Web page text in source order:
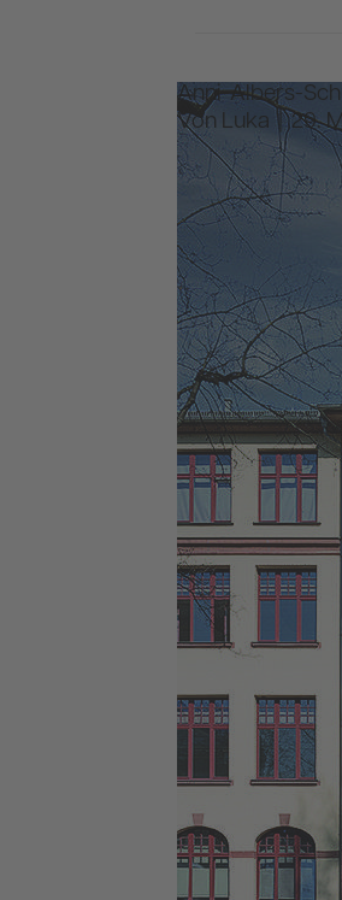
Anni-Albers-
Von Luka | 29.